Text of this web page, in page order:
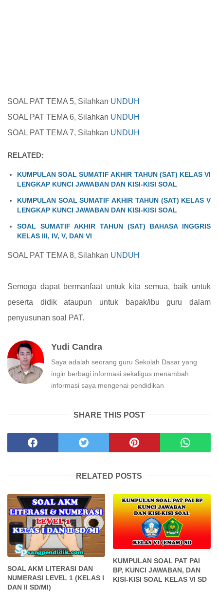
SOAL PAT TEMA 5, Silahkan UNDUH
SOAL PAT TEMA 6, Silahkan UNDUH
SOAL PAT TEMA 7, Silahkan UNDUH
RELATED:
KUMPULAN SOAL SUMATIF AKHIR TAHUN (SAT) KELAS VI
LENGKAP KUNCI JAWABAN DAN KISI-KISI SOAL
KUMPULAN SOAL SUMATIF AKHIR TAHUN (SAT) KELAS V
LENGKAP KUNCI JAWABAN DAN KISI-KISI SOAL
SOAL SUMATIF AKHIR TAHUN (SAT) BAHASA INGGRIS
KELAS III, IV, V, DAN VI
SOAL PAT TEMA 8, Silahkan UNDUH
Semoga dapat bermanfaat untuk kita semua, baik untuk
peserta didik ataupun untuk bapak/ibu guru dalam
penyusunan soal PAT.
Yudi Candra
Saya adalah seorang guru Sekolah Dasar yang
ingin berbagi informasi sekaligus menambah
informasi saya mengenai pendidikan
SHARE THIS POST
RELATED POSTS
SOAL AKM LITERASI DAN
NUMERASI LEVEL 1 (KELAS I
DAN II SD/MI)
KUMPULAN SOAL PAT PAI
BP, KUNCI JAWABAN, DAN
KISI-KISI SOAL KELAS VI SD